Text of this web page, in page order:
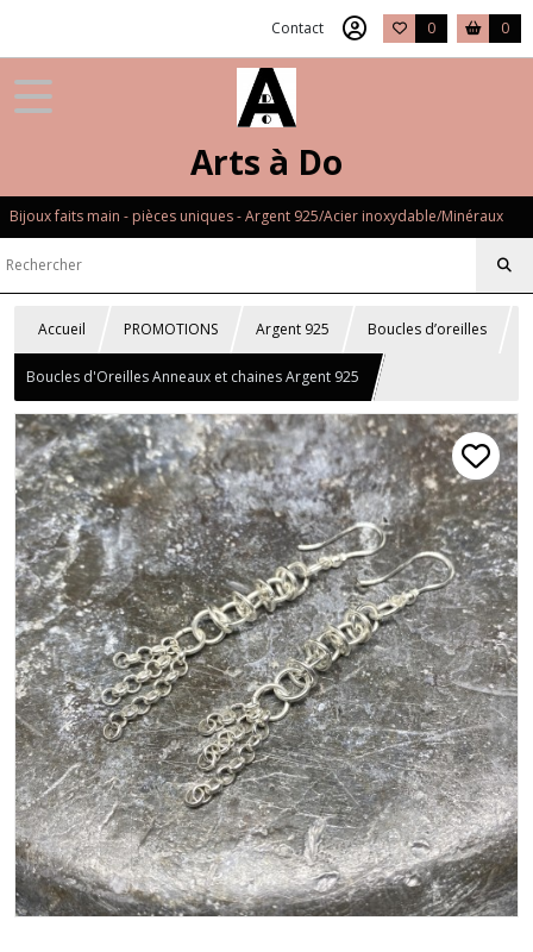
Contact 0 0
Arts à Do
Bijoux faits main - pièces uniques - Argent 925/Acier inoxydable/Minéraux
Accueil PROMOTIONS Argent 925 Boucles d’oreilles
Boucles d'Oreilles Anneaux et chaines Argent 925